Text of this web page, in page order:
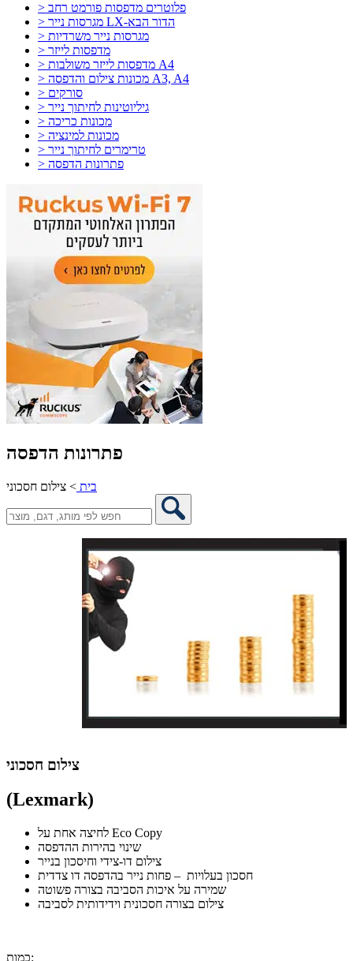
> פלוטרים מדפסות פורמט רחב
> מגרסות נייר LX-הדור הבא
> מגרסות נייר משרדיות
> מדפסות לייזר
> מדפסות לייזר משולבות A4
> מכונות צילום והדפסה A3, A4
> סורקים
> גיליוטינות לחיתוך נייר
> מכונות כריכה
> מכונות למינציה
> טרימרים לחיתוך נייר
> פתרונות הדפסה
פתרונות הדפסה
בית > צילום חסכוני
צילום חסכוני
(Lexmark)
לחיצה אחת על Eco Copy
שינוי בהירות ההדפסה
צילום דו-צידי וחיסכון בנייר
חסכון בעלויות – פחות נייר בהדפסה דו צדדית
שמירה על איכות הסביבה בצורה פשוטה
צילום בצורה חסכונית וידידותית לסביבה
כמות: